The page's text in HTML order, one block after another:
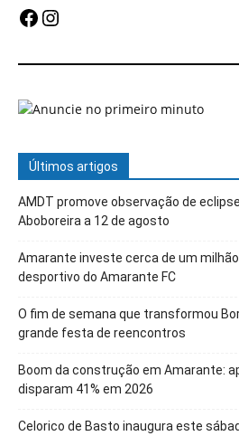
Facebook
Instagram
Últimos artigos
AMDT promove observação de
Aboboreira a 12 de agosto
Amarante investe cerca de um
desportivo do Amarante FC
O fim de semana que transformou
grande festa de reencontros
Boom da construção em Amarante:
disparam 41% em 2026
Celorico de Basto inaugura este